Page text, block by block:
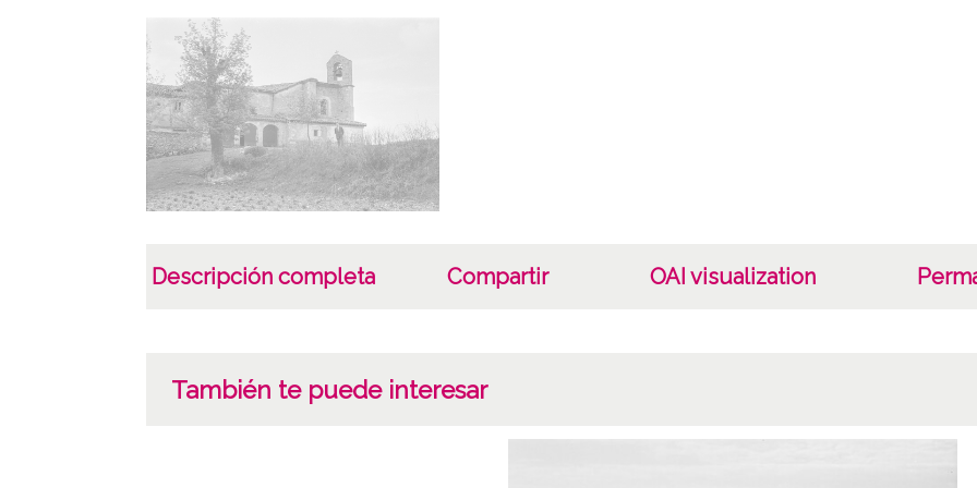
Descripción completa Compartir OAI visualization
También te puede interesar